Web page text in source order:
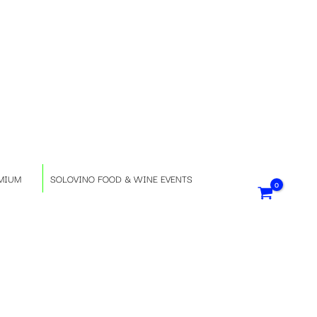
SOLOVINO FOOD & WINE EVENTS
i